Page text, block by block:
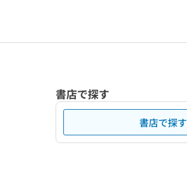
書店で探す
書店で探す